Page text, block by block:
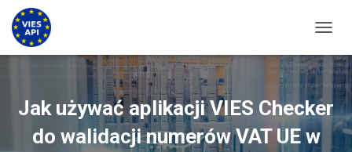
Jak używać aplikacji VIES Checker
do walidacji numerów VAT UE w